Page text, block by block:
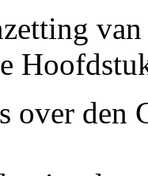
over den